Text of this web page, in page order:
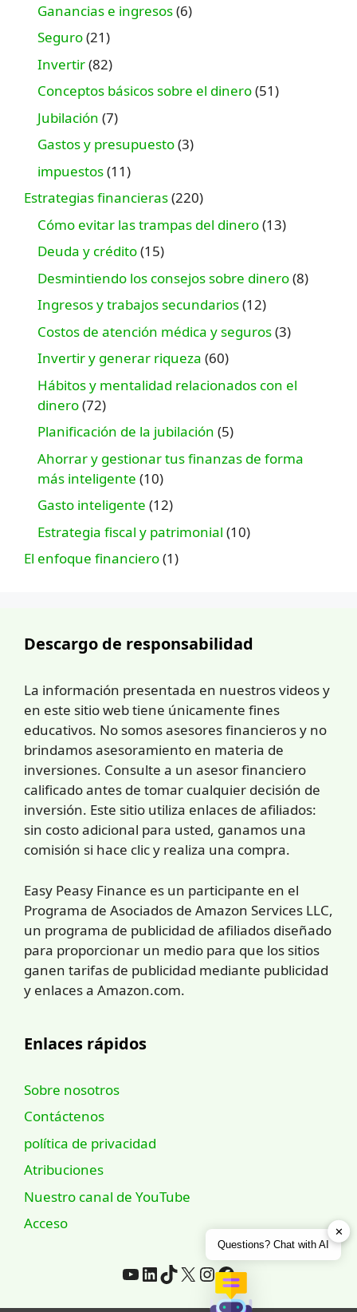
Ganancias e ingresos(6)
Seguro(21)
Invertir(82)
Conceptos básicos sobre el dinero(51)
Jubilación (7)
Gastos y presupuesto(3)
impuestos(11)
Estrategias financieras(220)
Cómo evitar las trampas del dinero(13)
Deuda y crédito(15)
Desmintiendo los consejos sobre dinero(8)
Ingresos y trabajos secundarios(12)
Costos de atención médica y seguros(3)
Invertir y generar riqueza (60)
Hábitos y mentalidad relacionados con el
dinero(72)
Planificación de la jubilación (5)
Ahorrar y gestionar tus finanzas de forma
más inteligente (10)
Gasto inteligente (12)
Estrategia fiscal y patrimonial (10)
El enfoque financiero(1)
Descargo de responsabilidad
La información presentada en nuestros videos y
en este sitio web tiene únicamente fines
educativos. No somos asesores financieros y no
brindamos asesoramiento en materia de
inversiones. Consulte a un asesor financiero
calificado antes de tomar cualquier decisión de
inversión. Este sitio utiliza enlaces de afiliados:
sin costo adicional para usted, ganamos una
comisión si hace clic y realiza una compra.
Easy Peasy Finance es un participante en el
Programa de Asociados de Amazon Services LLC,
un programa de publicidad de afiliados diseñado
para proporcionar un medio para que los sitios
ganen tarifas de publicidad mediante publicidad
y enlaces a Amazon.com.
Enlaces rápidos
Sobre nosotros
Contáctenos
política de privacidad
Atribuciones
Nuestro canal de YouTube
Acceso
YouTube
LinkedIn
TikTok
incógnita
Instagram
Facebook
✕
Questions? Chat with AI